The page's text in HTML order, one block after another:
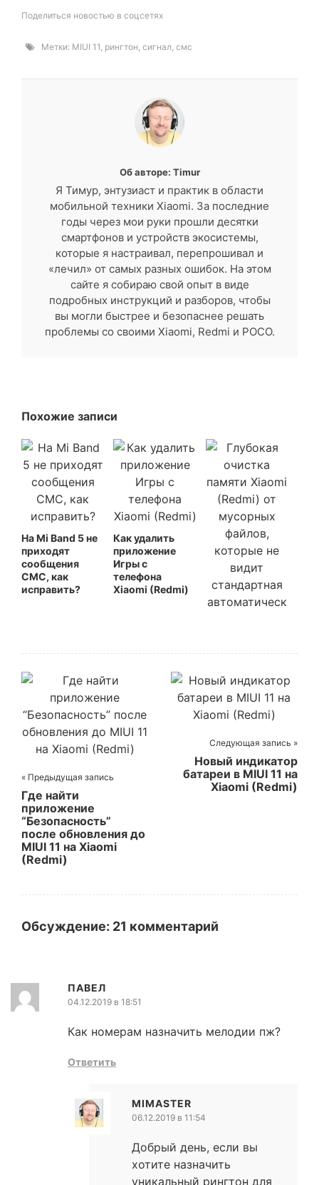
Поделиться новостью в соцсетях
Метки: MIUI 11, рингтон, сигнал, смс
Об авторе: Timur
Я Тимур, энтузиаст и практик в области
мобильной техники Xiaomi. За последние
годы через мои руки прошли десятки
смартфонов и устройств экосистемы,
которые я настраивал, перепрошивал и
«лечил» от самых разных ошибок. На этом
сайте я собираю свой опыт в виде
подробных инструкций и разборов, чтобы
вы могли быстрее и безопаснее решать
проблемы со своими Xiaomi, Redmi и POCO.
Похожие записи
На Mi Band 5 не
приходят
сообщения
СМС, как
исправить?
Как удалить
приложение
Игры с
телефона
Xiaomi (Redmi)
очистка памяти
от мусорных
файлов,
которые не
видит
автоматическа
я очистка
« Предыдущая запись
Где найти
приложение
“Безопасность”
после обновления до
MIUI 11 на Xiaomi
(Redmi)
Следующая запись »
Новый индикатор
батареи в MIUI 11 на
Xiaomi (Redmi)
Обсуждение: 21 комментарий
ПАВЕЛ
04.12.2019 в 18:51
Как номерам назначить мелодии пж?
Ответить
MIMASTER
06.12.2019 в 11:54
Добрый день, если вы
хотите назначить
уникальный рингтон для